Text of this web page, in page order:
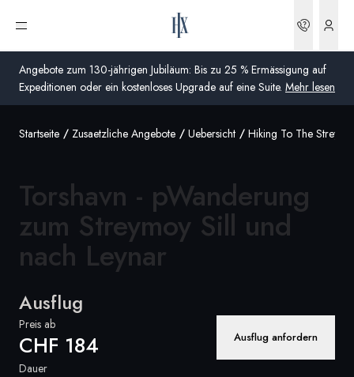
Angebote zum 130-jährigen Jubiläum: Bis zu 25 % Ermässigung auf
Expeditionen oder ein kostenloses Upgrade auf eine Suite. Mehr lesen
Menü öffnen
Schweiz
Vereinigtes Königreich (England, Schottland, Wales
und Nordirland)
USA
Deutschland
Schweiz
Global
Startseite Zusaetzliche Angebote Uebersicht Hiking To The
Torshavn - pWanderung
zum Streymoy Sill und
nach Leynar
Ausflug
Preis ab
CHF 184 Ausflug anfordern
Dauer